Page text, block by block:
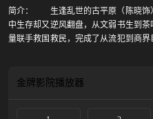
简介：
生逢乱世的古平原（陈晓饰
中生存却又逆风翻盘，从文弱书生到
量联手救国救民，完成了从流犯到商界
梅（向涵之饰）、王天贵（吴樾饰）
金牌影院播放器